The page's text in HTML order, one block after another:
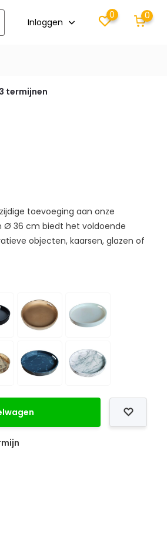
Inloggen
0 0
termijnen
toevoeging aan onze
Ø 36 cm biedt het voldoende
objecten, kaarsen, glazen of